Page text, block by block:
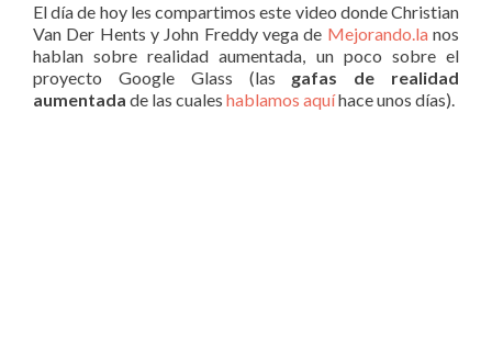
El día de hoy les compartimos este video donde Christian
Van Der Hents y John Freddy vega de Mejorando.lanos
hablan sobre realidad aumentada, un poco sobre el
proyecto Google Glass (las gafas de realidad
aumentada de las cuales hablamos aquíhace unos días).